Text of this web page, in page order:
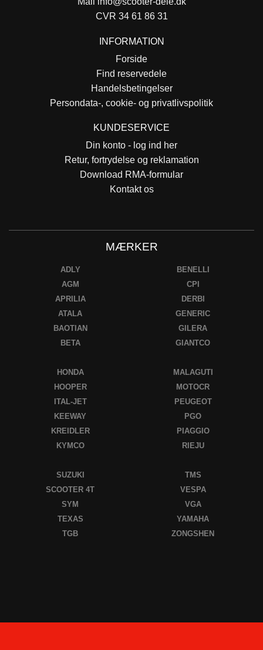
CVR 34 61 86 31
INFORMATION
Forside
Find reservedele
Handelsbetingelser
Persondata-, cookie- og privatlivspolitik
KUNDESERVICE
Din konto - log ind her
Retur, fortrydelse og reklamation
Download RMA-formular
Kontakt os
MÆRKER
ADLY
AGM
APRILIA
ATALA
BAOTIAN
BETA
BENELLI
CPI
DERBI
GENERIC
GILERA
GIANTCO
HONDA
HOOPER
ITAL-JET
KEEWAY
KREIDLER
KYMCO
MALAGUTI
MOTOCR
PEUGEOT
PGO
PIAGGIO
RIEJU
SUZUKI
SCOOTER 4T
SYM
TEXAS
TGB
TMS
VESPA
VGA
YAMAHA
ZONGSHEN